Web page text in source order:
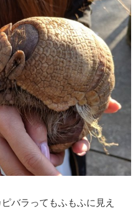
バラってもふもふに見え